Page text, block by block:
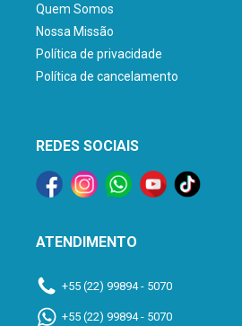
Quem Somos
Nossa Missão
Política de privacidade
Política de cancelamento
REDES SOCIAIS
ATENDIMENTO
+55 (22) 99894 - 5070
+55 (22) 99894 - 5070